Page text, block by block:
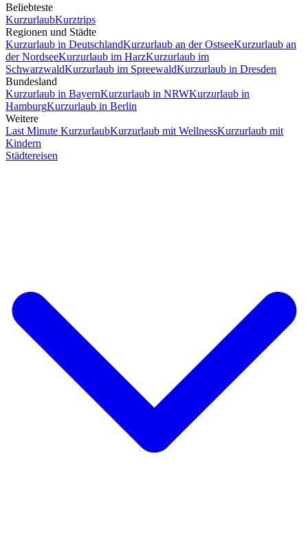
Beliebteste
KurzurlaubKurztrips
Regionen und Städte
Kurzurlaub in DeutschlandKurzurlaub an der OstseeKurzurlaub an
der NordseeKurzurlaub im HarzKurzurlaub im
SchwarzwaldKurzurlaub im SpreewaldKurzurlaub in Dresden
Bundesland
Kurzurlaub in BayernKurzurlaub in NRWKurzurlaub in
HamburgKurzurlaub in Berlin
Weitere
Last Minute KurzurlaubKurzurlaub mit WellnessKurzurlaub mit
Kindern
Städtereisen